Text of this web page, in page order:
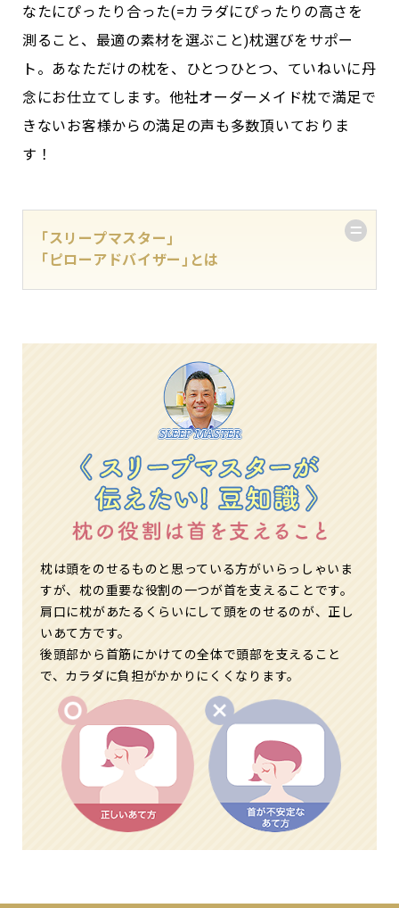
なたにぴったり合った(=カラダにぴったりの高さを
測ること、最適の素材を選ぶこと)枕選びをサポー
ト。あなただけの枕を、ひとつひとつ、ていねいに丹
念にお仕立てします。他社オーダーメイド枕で満足で
きないお客様からの満足の声も多数頂いておりま
す！
｢スリープマスター｣
｢ピローアドバイザー｣とは
枕は頭をのせるものと思っている方がいらっしゃいま
すが、枕の重要な役割の一つが首を支えることです。
肩口に枕があたるくらいにして頭をのせるのが、正し
いあて方です。
後頭部から首筋にかけての全体で頭部を支えること
で、カラダに負担がかかりにくくなります。